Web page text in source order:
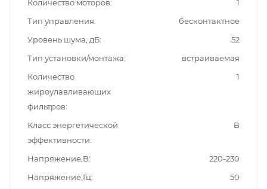
Количество моторов
1
Тип управления
бесконтактное
Уровень шума, дБ
52
Тип установки/монтажа
встраиваемая
Количество
жироулавливающих
фильтров
1
Класс энергетической
эффективности
B
Напряжение,В
220-230
Напряжение,Гц
50